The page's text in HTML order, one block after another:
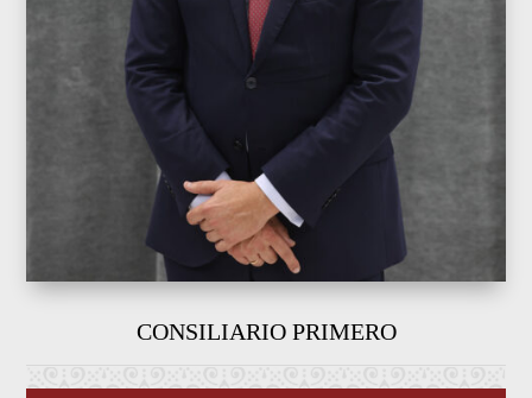
CONSILIARIO PRIMERO